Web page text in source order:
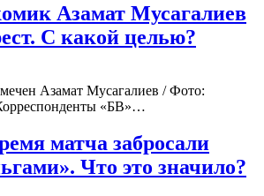
Азамат Мусагалиев
С какой целью?
Азамат Мусагалиев / Фото:
«БВ»…
матча забросали
Что это значило?